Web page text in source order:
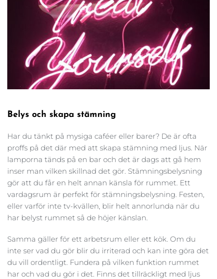
Belys och skapa stämning
Har du tänkt på mysiga caféer eller barer? De är ofta
proffs på det där med att skapa stämning med ljus. När
lamporna tänds på en bar och det är dags att gå hem
inser man vilken skillnad det gör. Stämningsbelysning
gör att du får en helt annan känsla för rummet. Ett
vardagsrum är perfekt för stämningsbelysning. Festen,
eller varför inte tv-kvällen, blir helt annorlunda när du
har belyst rummet så de höjer känslan.
Samma gäller för ett arbetsrum eller ett kök. Om du
inte ser vad du gör blir du irriterad och kan inte göra det
du vill ordentligt. Fundera på vilken funktion rummet
har och vad du gör i det. Finns det tillräckligt med ljus